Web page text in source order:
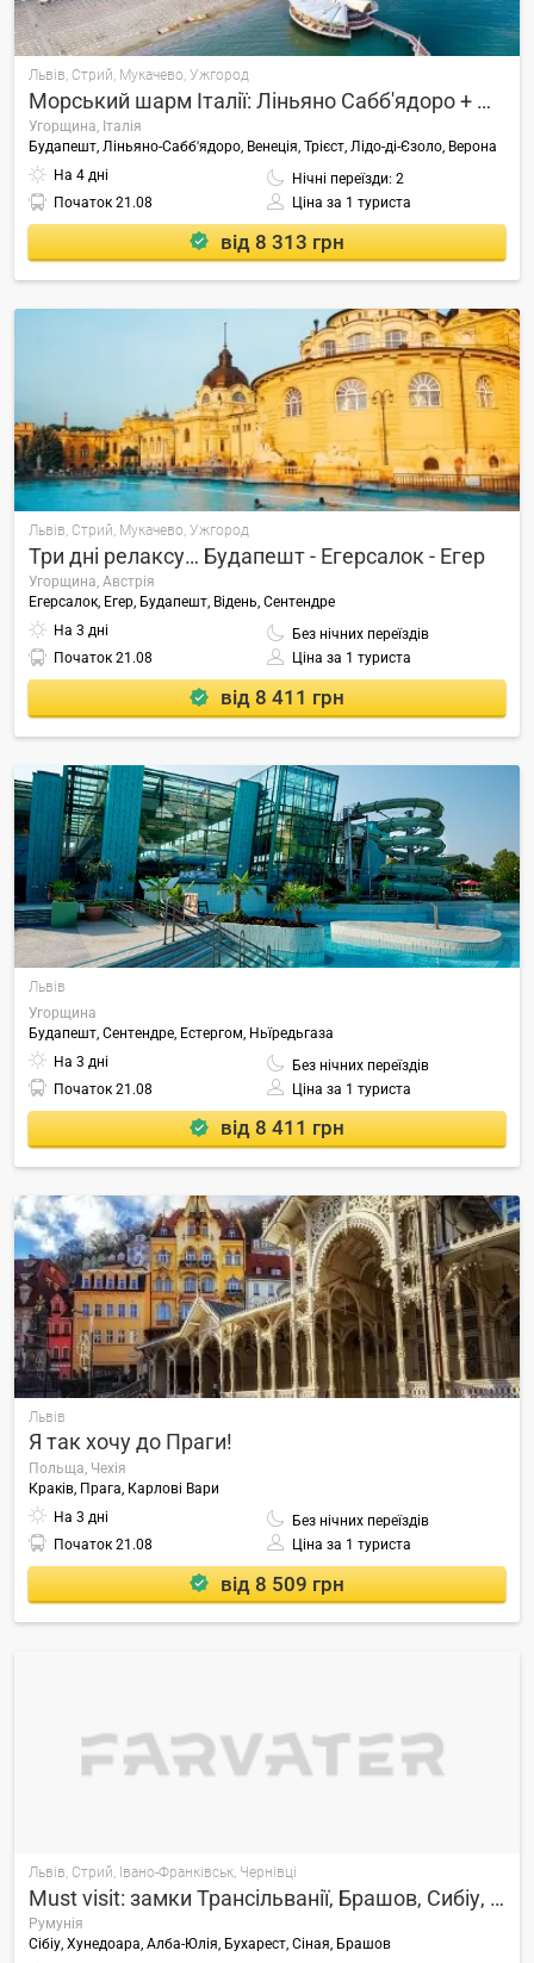
Львів, Стрий, Мукачево, Ужгород
Морський шарм Італії: Ліньяно Сабб'ядоро + Лідо ді Єзоло
Угорщина, Італія
Будапешт, Ліньяно-Сабб'ядоро, Венеція, Трієст, Лідо-ді-Єзоло, Верона
На 4 дні
Нічні переїзди: 2
Початок 21.08 Ціна за 1 туриста
від 8 313 грн
Львів, Стрий, Мукачево, Ужгород
Три дні релаксу… Будапешт - Егерсалок - Егер
Угорщина, Австрія
Егерсалок, Егер, Будапешт, Відень, Сентендре
На 3 дні
Без нічних переїздів
Початок 21.08 Ціна за 1 туриста
від 8 411 грн
Львів
Угорщина
Будапешт, Сентендре, Естергом, Ньїредьгаза
На 3 дні
Без нічних переїздів
Початок 21.08 Ціна за 1 туриста
від 8 411 грн
Львів
Я так хочу до Праги!
Польща, Чехія
Краків, Прага, Карлові Вари
На 3 дні
Без нічних переїздів
Початок 21.08 Ціна за 1 туриста
від 8 509 грн
Львів, Стрий, Івано-Франківськ, Чернівці
Must visit: замки Трансільванії, Брашов, Сибіу, Salina Turda
Румунія
Сібіу, Хунедоара, Алба-Юлія, Бухарест, Сіная, Брашов